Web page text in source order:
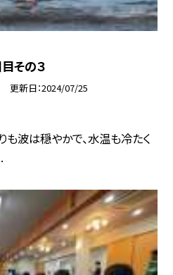
その３
更新日 2024/07/25
も波は穏やかで、水温も冷たく